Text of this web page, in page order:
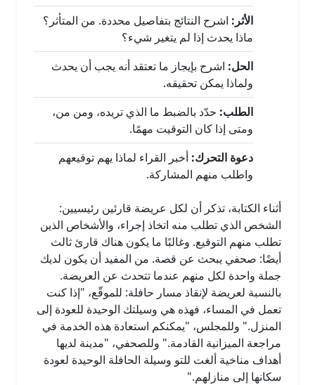
الأثر: اشرح النتائج بتفاصيل محددة. من المتأثر؟
ماذا يحدث إذا لم يتغير شيء؟
الحل: اشرح بإيجاز ما تعتقد أنه يجب أن يحدث
ولماذا يمكن تحقيقه.
الطلب: حدّد بالضبط ما الذي تريده، ومن من،
ومتى إذا كان التوقيت مهمًا.
دعوة التحرك: أخبر القراء لماذا يهم توقيعهم
واطلب منهم المشاركة.
أثناء الكتابة، تذكر أن لكل عريضة قارئين رئيسيين:
الشخص الذي تطلب منه اتخاذ إجراء، والأشخاص الذين
تطلب منهم التوقيع. وغالبًا ما يكون هناك قارئ ثالث
أيضًا: صحفي يبحث عن قصة. من المفيد أن يكون لديك
جملة واحدة لكل منهم عندما تتحدث عن العريضة.
بالنسبة لعريضة لإنقاذ مسار حافلة: للموقّع، "إذا كنت
تعمل في المساء، فهذه هي وسيلتك الوحيدة للعودة إلى
المنزل." وللمجلس، "يمكنكم استعادة هذه الخدمة في
مراجعة الميزانية القادمة." وللصحفي، "مدينة لديها
أهداف مناخية ألغت للتو وسيلة الحافلة الوحيدة لعودة
سكانها إلى منازلهم."